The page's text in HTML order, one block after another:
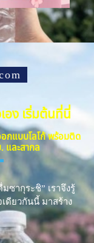
อง เริ่มต้นที่นี่
กแบบโลโก้ พร้อมติด
และสากล
ซากุระชิ” เราจึงรู้
ดียวกันนี้ มาสร้าง